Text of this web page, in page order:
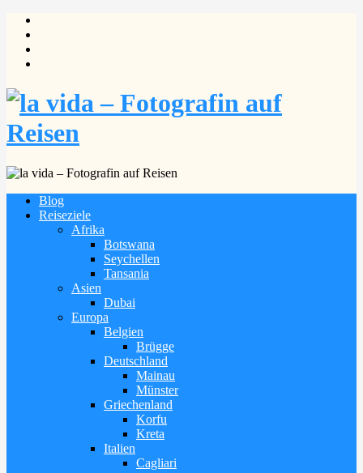
Blog
Reiseziele
Afrika
Botswana
Seychellen
Tansania
Asien
Dubai
Europa
Belgien
Brügge
Deutschland
Mainau
Münster
Griechenland
Korfu
Kreta
Italien
Cagliari